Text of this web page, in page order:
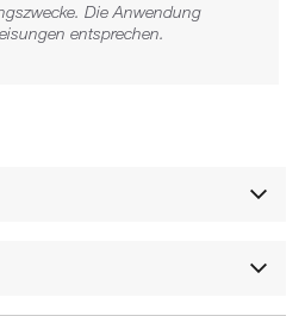
Die Anwendung
entsprechen.